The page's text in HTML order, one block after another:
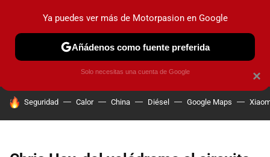
PRUEBAS COCHES ELÉCTRICOS OBSERVATORIO
HOY SE HABLA DE
Seguridad Calor China Diésel Google Maps
×
Ya puedes ver más de Motorpasion en Google
Añádenos como fuente preferida
Solo necesitas una cuenta de Google